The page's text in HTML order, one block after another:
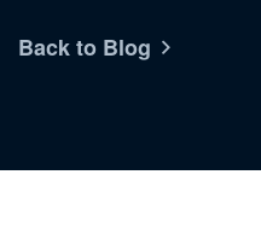
Back to Blog